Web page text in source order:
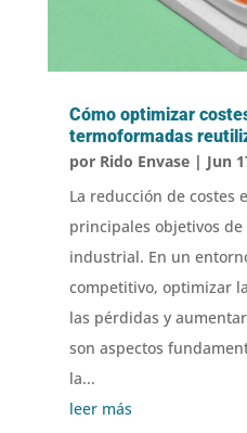
Cómo optimizar
termoformadas
por Rido Envase| Jun
La reducción de costes
principales objetivos
industrial. En un
competitivo, optimizar
las pérdidas y
son aspectos
la...
leer más